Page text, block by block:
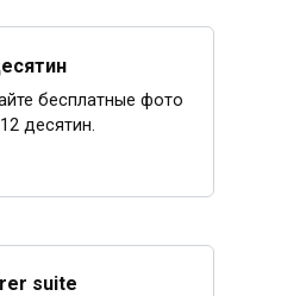
бесплатные фото
десятин.
suite